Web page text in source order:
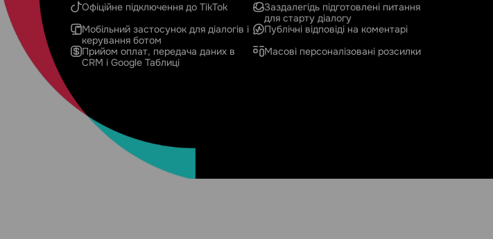
Офіційне підключення до TikTok
Заздалегідь підготовлені питання
для старту діалогу
Мобільний застосунок для діалогів і
керування ботом
Публічні відповіді на коментарі
Прийом оплат, передача даних в
CRM і Google Таблиці
Масові персоналізовані розсилки